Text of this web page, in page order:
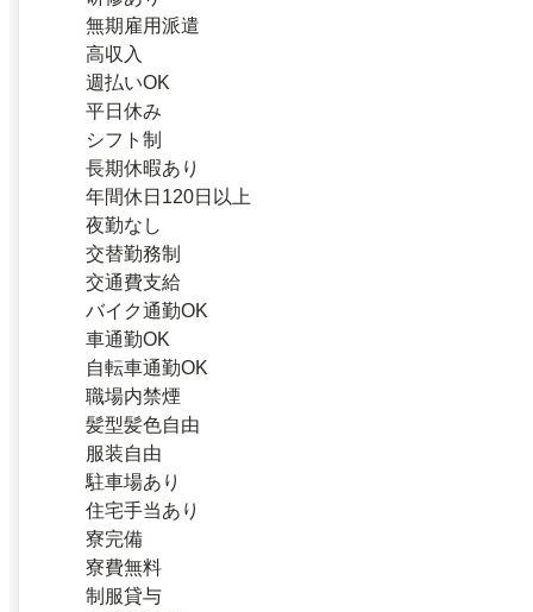
無期雇用派遣
高収入
週払いOK
平日休み
シフト制
長期休暇あり
年間休日120日以上
夜勤なし
交替勤務制
交通費支給
バイク通勤OK
車通勤OK
自転車通勤OK
職場内禁煙
髪型髪色自由
服装自由
駐車場あり
住宅手当あり
寮完備
寮費無料
制服貸与